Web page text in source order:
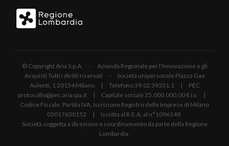
© Copyright Aria S.p.A. - Azienda Regionale per l'Innovazione e gli
Acquisti Tutti i diritti riservati - Società unipersonale Piazza Gae
Aulenti, 1 20154 Milano | Telefono 39.02 39331.1 | PEC
protocollo@pec.ariaspa.it | Capitale sociale 25.000.000,00 € i.v. |
Codice Fiscale, Partita IVA, Iscrizione Registro delle Imprese di Milano
05017630152 | Iscritta al R.E.A. al n°1096149.
Società soggetta a direzione e coordinamento da parte della Regione
Lombardia.